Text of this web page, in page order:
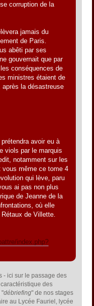
corruption de la
jamais du
de Paris.
abêti par ses
gouvernait que par
conséquences de
ministres étaient de
la désastreuse
avoir eu à
viols par le marquis
notamment sur les
vous même ce tome 4
qui lève, paru
ai pas non plus
de Jeanne de la
où elle
de Villette.
index.php?
- ici sur le passage des
des
"débriefing" de nos stages
au Lycée Fauriel, lycée